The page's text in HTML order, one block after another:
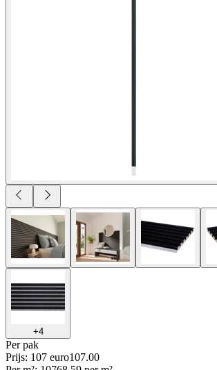
+4
Per pak
Prijs: 107 euro107.00